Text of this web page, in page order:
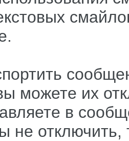
можете их
в
не отключить,